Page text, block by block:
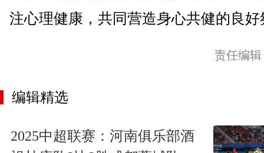
注心理健康，共同营造身心共健的良好
责任编
编辑精选
2025中超联赛：河南俱乐部酒